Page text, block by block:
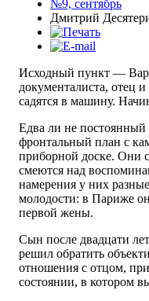
№9, сентябрь
Дмитрий
Исходный пункт —
документалиста, отец
садятся в машину.
Едва ли не
фронтальный план с
приборной доске. Они
смеются над
намерения у них
молодости: в Париже
первой жены.
Сын после двадцати
решил обратить
отношения с отцом,
состоянии, в котором